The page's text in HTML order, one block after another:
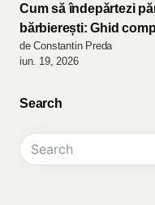
Cum să îndepărtezi
bărbierești: Ghid
de Constantin Preda
iun. 19, 2026
Search